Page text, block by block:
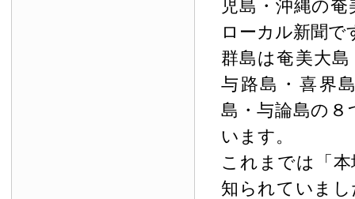
児島・沖縄の
ローカル新聞で
群島は奄美大
与路島・喜界
島・与論島の
います。
これまでは「
知られていま